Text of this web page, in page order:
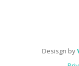
Desisgn by